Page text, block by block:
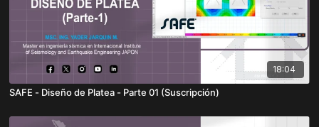
18:04
SAFE - Diseño de Platea - Parte 01 (Suscripción)